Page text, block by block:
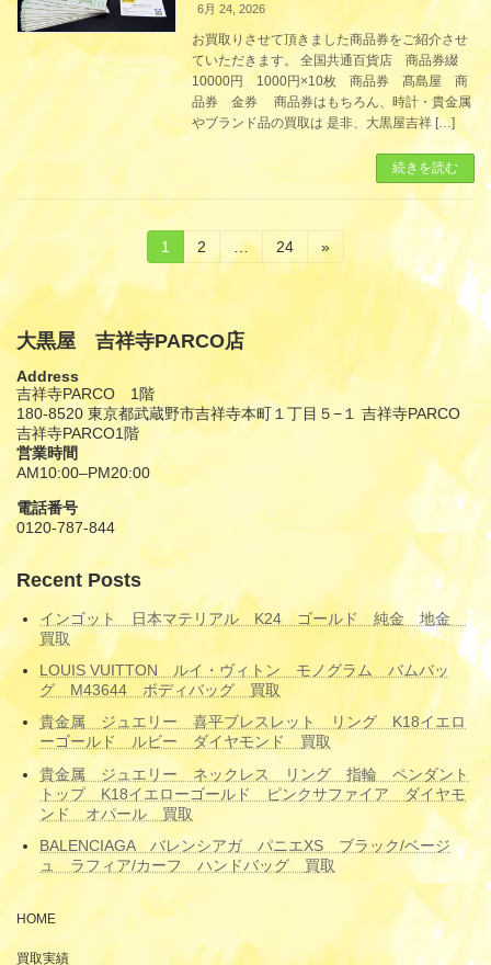
6月 24, 2026
お買取りさせて頂きました商品券をご紹介させ
ていただきます。 全国共通百貨店 商品券綴
10000円 1000円×10枚 商品券 髙島屋 商
品券 金券 商品券はもちろん、時計・貴金属
やブランド品の買取は 是非、大黒屋吉祥 […]
続きを読む
稿
ペ
ー
ジ
送
り
固
定
1
固
2 …
固
24 »
大黒屋 吉祥寺PARCO店
Address
吉祥寺PARCO 1階
180-8520 東京都武蔵野市吉祥寺本町１丁目５−１ 吉祥寺PARCO
吉祥寺PARCO1階
営業時間
AM10:00–PM20:00
電話番号
0120-787-844
Recent Posts
インゴット 日本マテリアル K24 ゴールド 純金 地金
買取
LOUIS VUITTON ルイ・ヴィトン モノグラム バムバッ
グ M43644 ボディバッグ 買取
貴金属 ジュエリー 喜平ブレスレット リング K18イエロ
ーゴールド ルビー ダイヤモンド 買取
貴金属 ジュエリー ネックレス リング 指輪 ペンダント
トップ K18イエローゴールド ピンクサファイア ダイヤモ
ンド オパール 買取
BALENCIAGA バレンシアガ パニエXS ブラック/ベージ
ュ ラフィア/カーフ ハンドバッグ 買取
HOME
買取実績